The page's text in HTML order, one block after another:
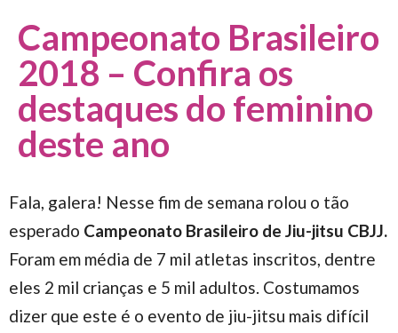
Campeonato Brasileiro
2018 – Confira os
destaques do feminino
deste ano
Fala, galera! Nesse fim de semana rolou o tão
esperado Campeonato Brasileiro de Jiu-jitsu CBJJ.
Foram em média de 7 mil atletas inscritos, dentre
eles 2 mil crianças e 5 mil adultos. Costumamos
dizer que este é o evento de jiu-jitsu mais difícil